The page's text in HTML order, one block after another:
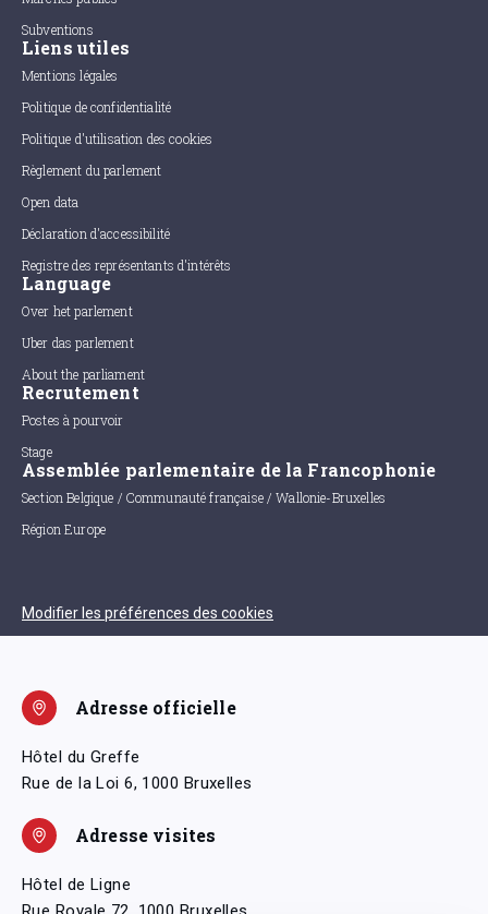
Subventions
Liens utiles
Mentions légales
Politique de confidentialité
Politique d'utilisation des cookies
Règlement du parlement
Open data
Déclaration d'accessibilité
Registre des représentants d'intérêts
Language
Over het parlement
Uber das parlement
About the parliament
Recrutement
Postes à pourvoir
Stage
Assemblée parlementaire de la Francophonie
Section Belgique / Communauté française / Wallonie-Bruxelles
Région Europe
Modifier les préférences des cookies
Adresse officielle
Hôtel du Greffe
Rue de la Loi 6, 1000 Bruxelles
Adresse visites
Hôtel de Ligne